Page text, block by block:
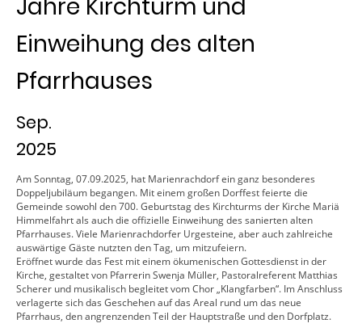
Jahre Kirchturm und
Einweihung des alten
Pfarrhauses
Sep.
2025
Am Sonntag, 07.09.2025, hat Marienrachdorf ein ganz besonderes
Doppeljubiläum begangen. Mit einem großen Dorffest feierte die
Gemeinde sowohl den 700. Geburtstag des Kirchturms der Kirche Mariä
Himmelfahrt als auch die offizielle Einweihung des sanierten alten
Pfarrhauses. Viele Marienrachdorfer Urgesteine, aber auch zahlreiche
auswärtige Gäste nutzten den Tag, um mitzufeiern.
Eröffnet wurde das Fest mit einem ökumenischen Gottesdienst in der
Kirche, gestaltet von Pfarrerin Swenja Müller, Pastoralreferent Matthias
Scherer und musikalisch begleitet vom Chor „Klangfarben“. Im Anschluss
verlagerte sich das Geschehen auf das Areal rund um das neue
Pfarrhaus, den angrenzenden Teil der Hauptstraße und den Dorfplatz.